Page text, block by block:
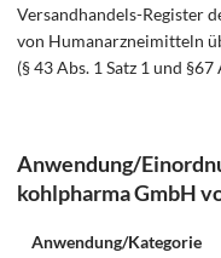
Versandhandels-Register
von Humanarzneimitteln
(§ 43 Abs. 1 Satz 1 und §67
Anwendung/
kohlpharma GmbH
Anwendung/Kategorie